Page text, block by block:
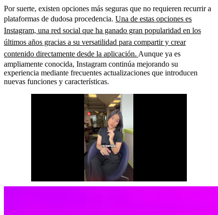
Por suerte, existen opciones más seguras que no requieren recurrir a
plataformas de dudosa procedencia. Una de estas opciones es
Instagram, una red social que ha ganado gran popularidad en los
últimos años gracias a su versatilidad para compartir y crear
contenido directamente desde la aplicación. Aunque ya es
ampliamente conocida, Instagram continúa mejorando su
experiencia mediante frecuentes actualizaciones que introducen
nuevas funciones y características.